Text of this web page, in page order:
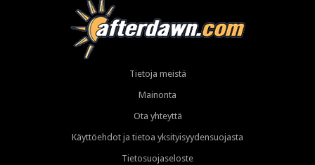
Tietoja meistä
Mainonta
Ota yhteyttä
Käyttöehdot ja tietoa yksityisyydensuojasta
Tietosuojaseloste